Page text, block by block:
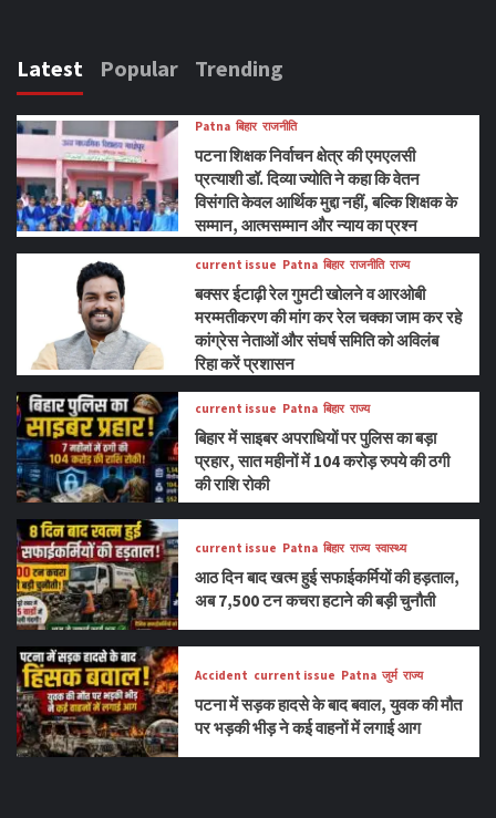
Latest Popular Trending
Patna बिहार राजनीति
पटना शिक्षक निर्वाचन क्षेत्र की एमएलसी
प्रत्याशी डॉ. दिव्या ज्योति ने कहा कि वेतन
विसंगति केवल आर्थिक मुद्दा नहीं, बल्कि शिक्षक के
सम्मान, आत्मसम्मान और न्याय का प्रश्न
current issue Patna बिहार राजनीति राज्य
बक्सर ईटाढ़ी रेल गुमटी खोलने व आरओबी
मरम्मतीकरण की मांग कर रेल चक्का जाम कर रहे
कांग्रेस नेताओं और संघर्ष समिति को अविलंब
रिहा करें प्रशासन
current issue Patna बिहार राज्य
बिहार में साइबर अपराधियों पर पुलिस का बड़ा
प्रहार, सात महीनों में 104 करोड़ रुपये की ठगी
की राशि रोकी
current issue Patna बिहार राज्य स्वास्थ्य
आठ दिन बाद खत्म हुई सफाईकर्मियों की हड़ताल,
अब 7,500 टन कचरा हटाने की बड़ी चुनौती
Accident current issue Patna जुर्म राज्य
पटना में सड़क हादसे के बाद बवाल, युवक की मौत
पर भड़की भीड़ ने कई वाहनों में लगाई आग